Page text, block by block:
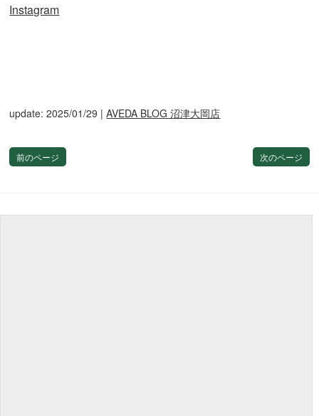
Instagram
update: 2025/01/29 |AVEDA BLOG 沼津大岡店
前のページ 次のページ